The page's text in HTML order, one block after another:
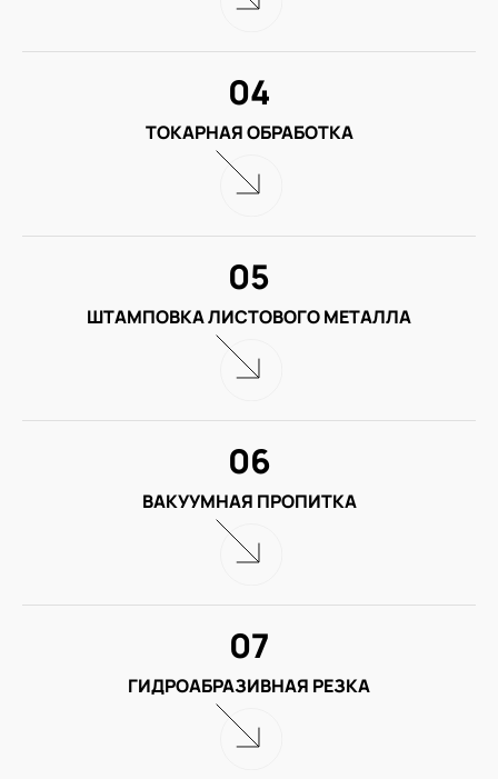
ТОКАРНАЯ ОБРАБОТКА
04
ШТАМПОВКА ЛИСТОВОГО МЕТАЛЛА
05
ВАКУУМНАЯ ПРОПИТКА
06
ГИДРОАБРАЗИВНАЯ РЕЗКА
07